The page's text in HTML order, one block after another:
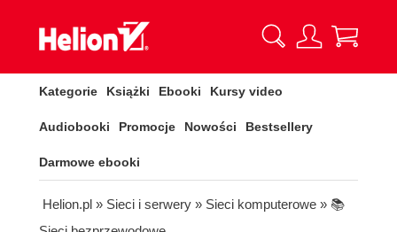
Kategorie Książki Ebooki Kursy video
Audiobooki Promocje Nowości Bestsellery
Darmowe ebooki
Helion.pl » Sieci i serwery » Sieci komputerowe » 📚